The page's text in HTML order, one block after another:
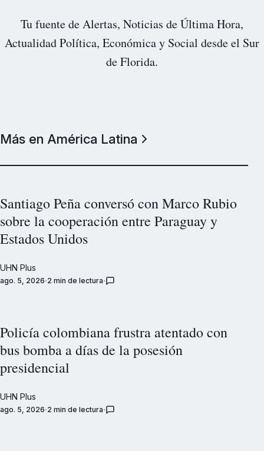
Tu fuente de Alertas, Noticias de Última Hora,
Actualidad Política, Económica y Social desde el Sur
de Florida.
Más en América Latina
Santiago Peña conversó con Marco Rubio
sobre la cooperación entre Paraguay y
Estados Unidos
UHN Plus
ago. 5, 2026 2 min de lectura
Policía colombiana frustra atentado con
bus bomba a días de la posesión
presidencial
UHN Plus
ago. 5, 2026 2 min de lectura